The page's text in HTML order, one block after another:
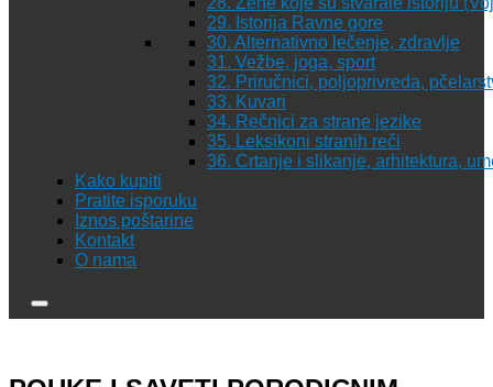
29. Istorija Ravne gore
30. Alternativno lečenje, zdravlje
31. Vežbe, joga, sport
32. Priručnici, poljoprivreda,
33. Kuvari
34. Rečnici za strane jezike
35. Leksikoni stranih reči
36. Crtanje i slikanje, arhitektura,
Kako kupiti
Pratite isporuku
Iznos poštarine
Kontakt
O nama